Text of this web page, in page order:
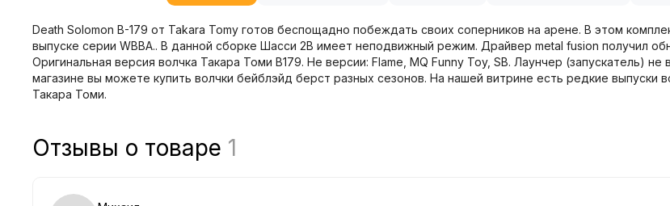
Death Solomon B-179 от Takara Tomy готов беспощадно побеждать своих соперников на арене. В этом
выпуске серии WBBA.. В данной сборке Шасси 2B имеет неподвижный режим. Драйвер metal fusion получил
Оригинальная версия волчка Такара Томи B179. Не версии: Flame, MQ Funny Toy, SB. Лаунчер (запускатель)
магазине вы можете купить волчки бейблэйд берст разных сезонов. На нашей витрине есть редкие выпуски
Такара Томи.
Отзывы о товаре 1